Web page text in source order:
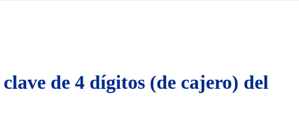
de 4 dígitos (de cajero) del